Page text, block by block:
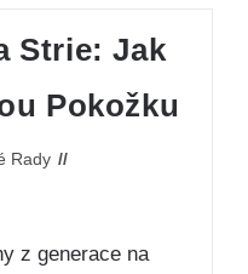
Strie: Jak
Pokožku
Rady
z generace na